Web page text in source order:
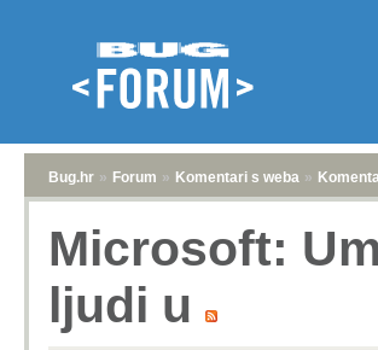
Bug.hr » Forum » Komentari s weba »
Microsoft:
ljudi u